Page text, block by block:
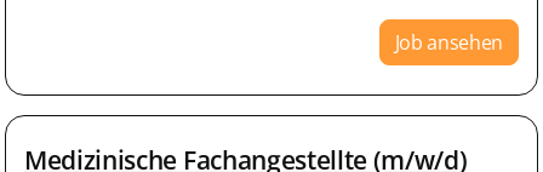
Job ansehen
Medizinische Fachangestellte (m/w/d)